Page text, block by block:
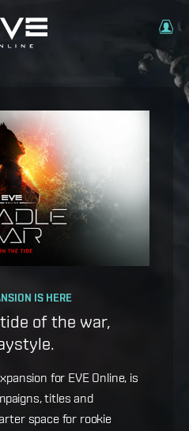
Update
Okami is back with more
and the coming changes
in the September Major
IS HERE
of the war,
for EVE Online, is
titles and
space for rookie